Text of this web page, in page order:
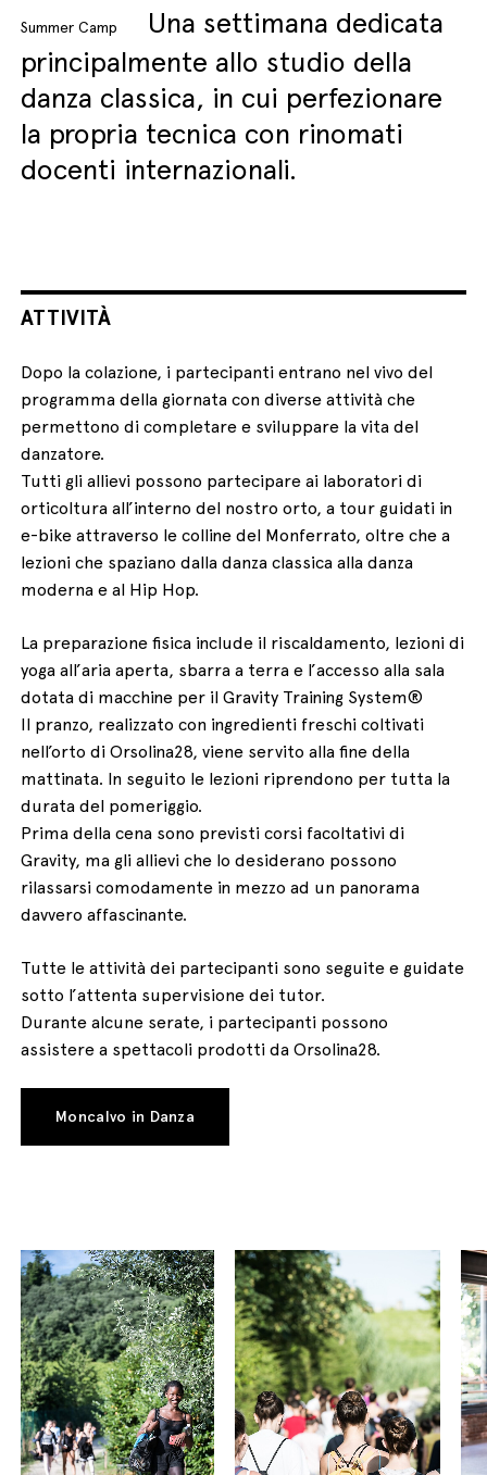
Summer Camp
Una settimana dedicata
principalmente allo studio della
danza classica, in cui perfezionare
la propria tecnica con rinomati
docenti internazionali.
ATTIVITÀ
Dopo la colazione, i partecipanti entrano nel vivo del
programma della giornata con diverse attività che
permettono di completare e sviluppare la vita del
danzatore.
Tutti gli allievi possono partecipare ai laboratori di
orticoltura all’interno del nostro orto, a tour guidati in
e-bike attraverso le colline del Monferrato, oltre che a
lezioni che spaziano dalla danza classica alla danza
moderna e al Hip Hop.
La preparazione fisica include il riscaldamento, lezioni di
yoga all’aria aperta, sbarra a terra e l’accesso alla sala
dotata di macchine per il Gravity Training System®
Il pranzo, realizzato con ingredienti freschi coltivati
nell’orto di Orsolina28, viene servito alla fine della
mattinata. In seguito le lezioni riprendono per tutta la
durata del pomeriggio.
Prima della cena sono previsti corsi facoltativi di
Gravity, ma gli allievi che lo desiderano possono
rilassarsi comodamente in mezzo ad un panorama
davvero affascinante.
Tutte le attività dei partecipanti sono seguite e guidate
sotto l’attenta supervisione dei tutor.
Durante alcune serate, i partecipanti possono
assistere a spettacoli prodotti da Orsolina28.
Moncalvo in Danza